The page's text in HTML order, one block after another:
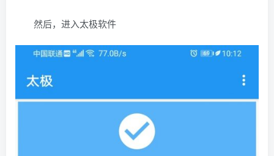
然后，进入太极软件